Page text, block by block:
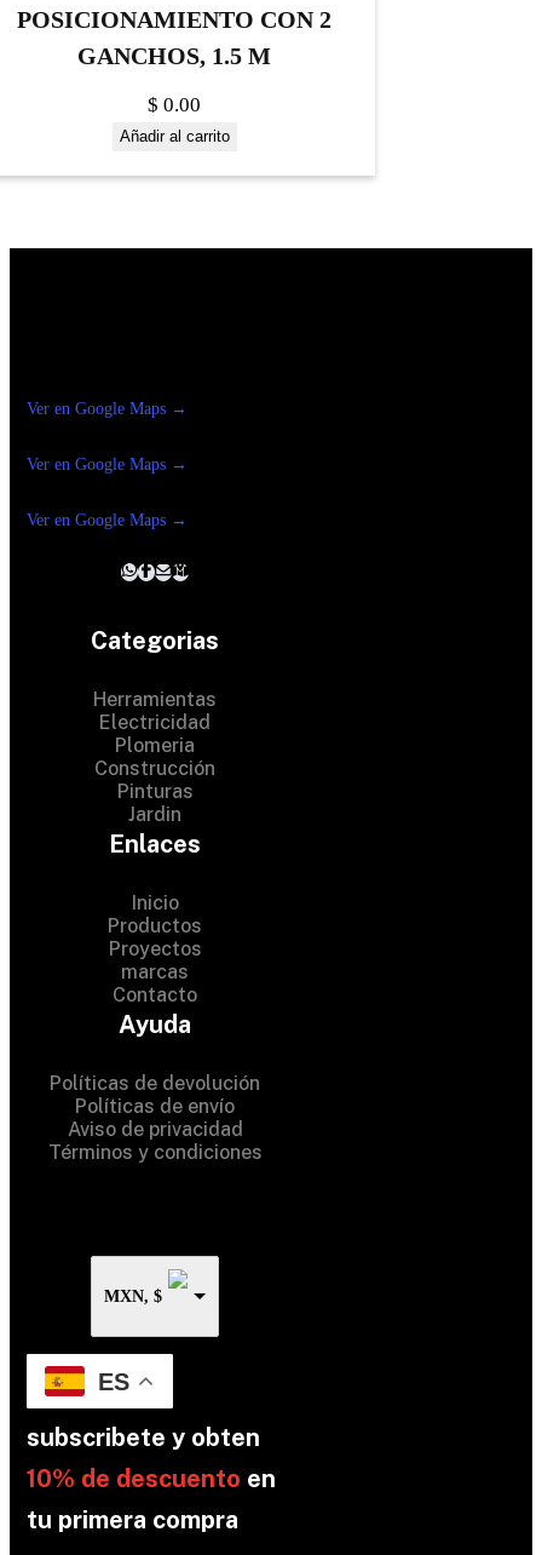
POSICIONAMIENTO CON 2
GANCHOS, 1.5 M
$ 0.00
Añadir al carrito
Ver en Google Maps →
Ver en Google Maps →
Ver en Google Maps →
Categorias
Herramientas
Electricidad
Plomeria
Construcción
Pinturas
Jardin
Enlaces
Inicio
Productos
Proyectos
marcas
Contacto
Ayuda
Políticas de devolución
Políticas de envío
Aviso de privacidad
Términos y condiciones
MXN, $
ES
subscribete y obten
10% de descuento en
tu primera compra